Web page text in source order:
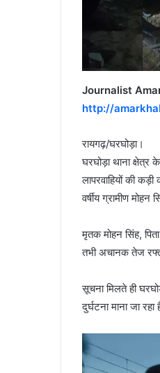
Journalist
http://
रायगढ़/घरघोड़ा।
घरघोड़ा थाना क्षेत्र
लापरवाहियों की
वर्षीय ग्रामीण
मृतक मोहन सिंह,
तभी अचानक तेज
सूचना मिलते ही
दुर्घटना माना जा